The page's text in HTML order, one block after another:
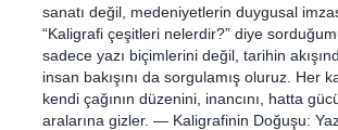
sanatı değil, medeniyetlerin duygusal
“Kaligrafi çeşitleri nelerdir?” diye
sadece yazı biçimlerini değil, tarihin
insan bakışını da sorgulamış oluruz. Her
kendi çağının düzenini, inancını, hatta
aralarına gizler. — Kaligrafinin Doğuşu: